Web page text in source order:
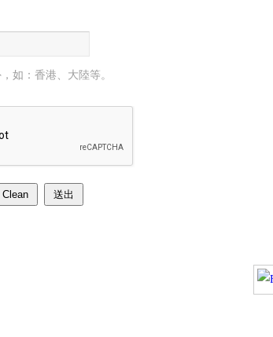
如：香港、大陸等。
Clean 送出